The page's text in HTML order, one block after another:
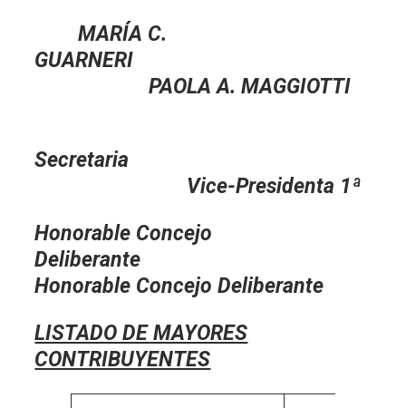
MARÍA C.
GUARNERI
PAOLA A. MAGGIOTTI
Secretaria
Vice-Presidenta 1ª
Honorable Concejo
Deliberante
Honorable Concejo Deliberante
LISTADO DE MAYORES
CONTRIBUYENTES